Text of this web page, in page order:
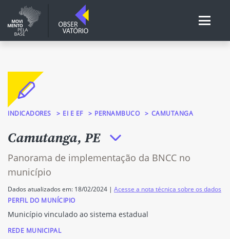
INDICADORES EI E EF PERNAMBUCO CAMUTANGA
Camutanga, PE
Panorama de implementação da BNCC no
município
Dados atualizados em: 18/02/2024 | Acesse a nota técnica sobre os dados
PERFIL DO MUNÍCIPIO
Município vinculado ao sistema estadual
REDE MUNICIPAL